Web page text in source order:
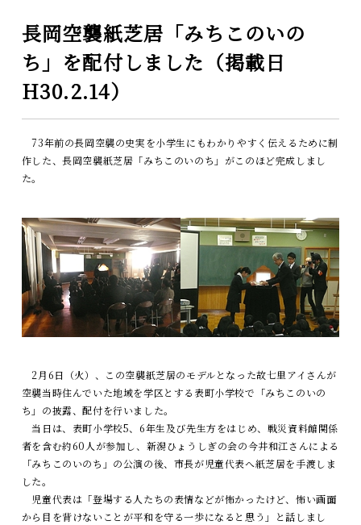
資料借用をご希望の方
運営ボランティアの派遣
長岡空襲紙芝居「みちこのいの
ち」を配付しました（掲載日
H30.2.14）
73年前の長岡空襲の史実を小学生にもわかりやすく伝えるために制
作した、長岡空襲紙芝居「みちこのいのち」がこのほど完成しまし
た。
2月6日（火）、この空襲紙芝居のモデルとなった故七里アイさんが
空襲当時住んでいた地域を学区とする表町小学校で「みちこのいの
ち」の披露、配付を行いました。
当日は、表町小学校5、6年生及び先生方をはじめ、戦災資料館関係
者を含む約60人が参加し、新潟ひょうしぎの会の今井和江さんによる
「みちこのいのち」の公演の後、市長が児童代表へ紙芝居を手渡しま
した。
児童代表は「登場する人たちの表情などが怖かったけど、怖い画面
から目を背けないことが平和を守る一歩になると思う」と話しまし